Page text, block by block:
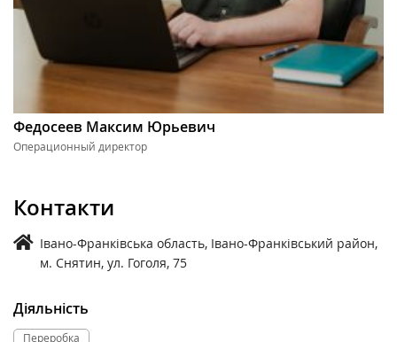
Федосеев Максим Юрьевич
Операционный директор
Контакти
Івано-Франківська область, Івано-Франківський район,
м. Снятин, ул. Гоголя, 75
Діяльність
Переробка